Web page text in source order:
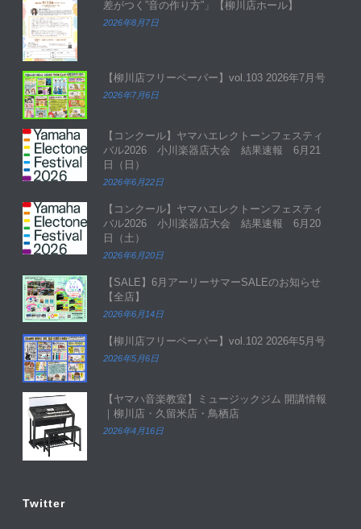
差がつく”音の作り方”」【柳川店ホール】
2026年8月7日
【柳川店フリーペーパー】vol.103 2026年7月号
2026年7月6日
【コンクール】ヤマハエレクトーンフェスティ
バル2026 小川楽器店大会 結果速報 6月21
日（日）
2026年6月22日
【コンクール】ヤマハエレクトーンフェスティ
バル2026 小川楽器店大会 結果速報 6月20
日（土）
2026年6月20日
【SALE】6月アーリーサマーSALEのお知らせ
【全店】
2026年6月14日
【柳川店フリーペーパー】vol.102 2026年5月号
2026年5月6日
【ヤマハ音楽教室】ミュージックジム 開講情報
｜柳川店・久留米店・鳥栖店
2026年4月16日
Twitter